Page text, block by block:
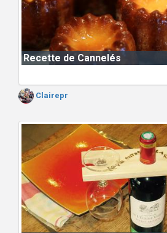
Recette de Cannelés
Clairepr